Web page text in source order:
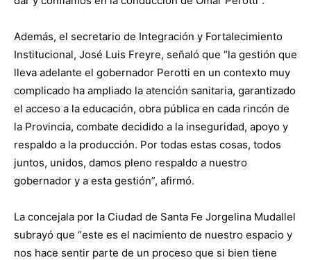
Además, el secretario de Integración y Fortalecimiento
Institucional, José Luis Freyre, señaló que “la gestión que
lleva adelante el gobernador Perotti en un contexto muy
complicado ha ampliado la atención sanitaria, garantizado
el acceso a la educación, obra pública en cada rincón de
la Provincia, combate decidido a la inseguridad, apoyo y
respaldo a la producción. Por todas estas cosas, todos
juntos, unidos, damos pleno respaldo a nuestro
gobernador y a esta gestión”, afirmó.
La concejala por la Ciudad de Santa Fe Jorgelina Mudallel
subrayó que “este es el nacimiento de nuestro espacio y
nos hace sentir parte de un proceso que si bien tiene